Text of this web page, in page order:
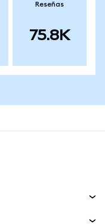
Reseñas
75.8K